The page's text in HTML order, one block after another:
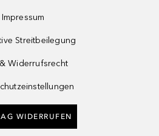
Impressum
Streitbeilegung
Widerrufsrecht
WIDERRUFEN